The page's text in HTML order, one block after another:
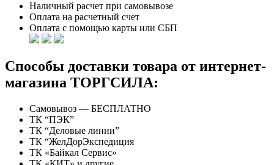
Наличный расчет при самовывозе
Оплата на расчетный счет
Оплата с помощью карты или СБП
Способы доставки товара от интернет-
магазина ТОРГСИЛА:
Самовывоз — БЕСПЛАТНО
ТК “ПЭК”
ТК “Деловые линии”
ТК “ЖелДорЭкспедиция
ТК «Байкал Сервис»